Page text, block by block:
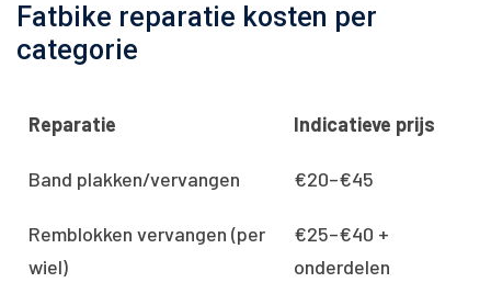
Fatbike reparatie kosten per
categorie
Reparatie Indicatieve prijs
Band plakken/vervangen €20–€45
Remblokken vervangen (per
wiel)
€25–€40 +
onderdelen